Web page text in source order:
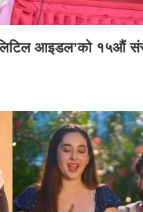
लिटिल आइडल’को १५औं